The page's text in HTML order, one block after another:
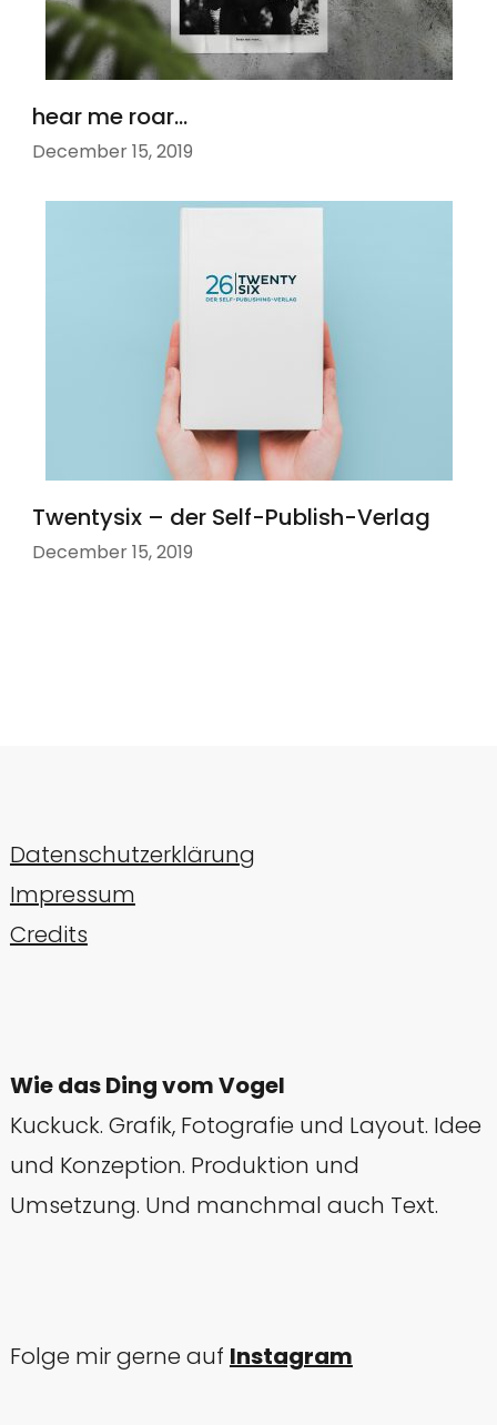
hear me roar…
December 15, 2019
Twentysix – der Self-Publish-Verlag
December 15, 2019
Datenschutzerklärung
Impressum
Credits
Wie das Ding vom Vogel
Kuckuck. Grafik, Fotografie und Layout. Idee
und Konzeption. Produktion und
Umsetzung. Und manchmal auch Text.
Folge mir gerne auf Instagram